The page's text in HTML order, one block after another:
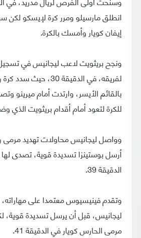
انطلق مارسيلو ومرر كرة لإيسكو لكن
إيفان كويار وأمسك بالكرة.
ونجح بريثويت لاعب ليجانيس في
لفريقه، في الدقيقة
بالقائم الأيسر، وارتدت أمام ميرينو
للكرة لتعود أمام أقدام بريثويت الذي
وواصل ليجانيس محاولات تهديد مرمى
أرسل بوستينزا تسديدة قوية، تصدى
الدقيقة 39.
وتقدم فينيسيوس معتمدا على مهاراته،
ليجانيس، قبل أن يرسل تسديدة قوية،
مرمى الحارس كويار في الدقيقة 41.